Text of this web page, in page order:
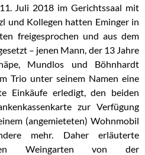
Juli 2018 im Gerichtssaal mit
und Kollegen hatten Eminger in
freigesprochen und aus dem
– jenen Mann, der 13 Jahre
Mundlos und Böhnhardt
Trio unter seinem Namen eine
Einkäufe erledigt, den beiden
zur Verfügung
(angemieteten) Wohnmobil
mehr. Daher erläuterte
Weingarten von der